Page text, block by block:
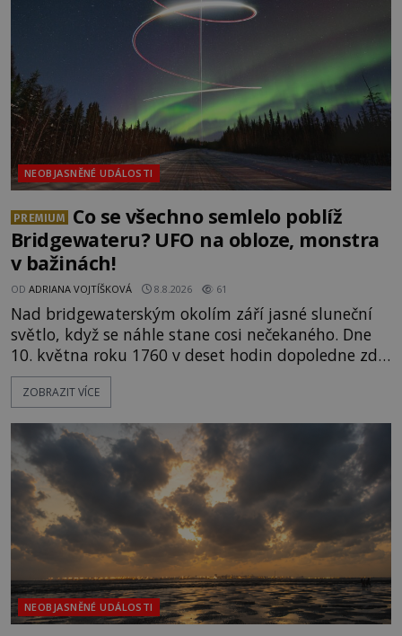
NEOBJASNĚNÉ UDÁLOSTI
PREMIUM
Co se všechno semlelo poblíž
Bridgewateru? UFO na obloze, monstra
v bažinách!
OD ADRIANA VOJTÍŠKOVÁ 8.8.2026 61
Nad bridgewaterským okolím září jasné sluneční
světlo, když se náhle stane cosi nečekaného. Dne
10. května roku 1760 v deset hodin dopoledne zde
dojde k vůbec prvnímu historicky doloženému
přeletu UFO. Podle záznamů vyzařuje takové
jen o nějaký optický klam, nebo se zde skutečně
právě vznáší mimozemská loď
ZOBRAZIT VÍCE
NEOBJASNĚNÉ UDÁLOSTI